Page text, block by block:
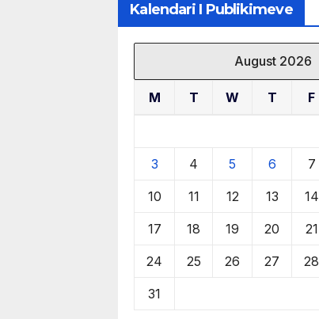
Kalendari I Publikimeve
August 2026
M T W T F
3 4 5 6 7
10 11 12 13 14
17 18 19 20 21
24 25 26 27 28
31